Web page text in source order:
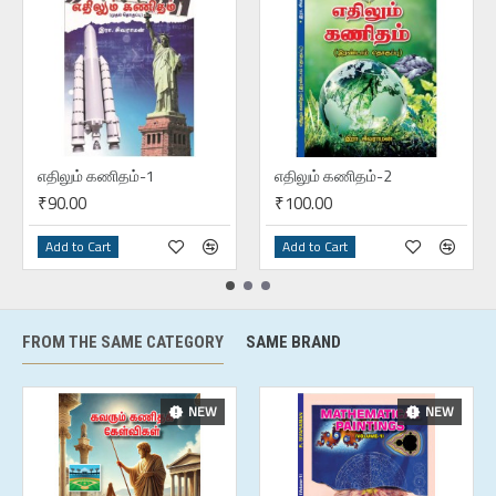
எதிலும் கணிதம்-1
₹90.00
Add to Cart
எதிலும் கணிதம்-2
₹100.00
Add to Cart
FROM THE SAME CATEGORY SAME BRAND
NEW NEW